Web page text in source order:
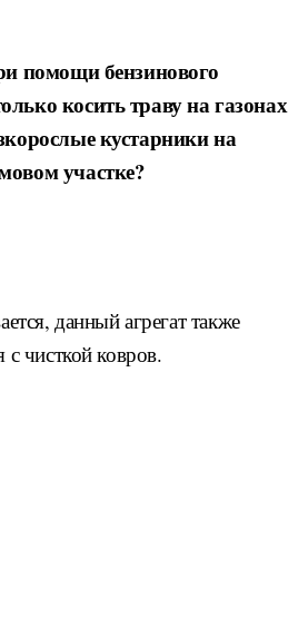
помощи бензинового
косить траву на газонах
кустарники на
участке?
данный агрегат также
с чисткой ковров.